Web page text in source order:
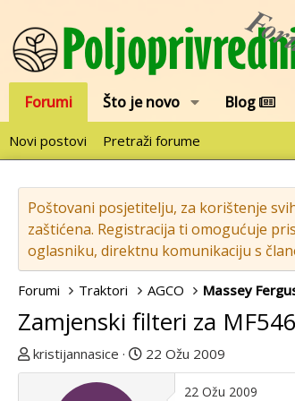
Forumi Što je novo Blog
Novi postovi Pretraži forume
Poštovani posjetitelju, za korištenje
zaštićena. Registracija ti omogućuje
oglasniku, direktnu komunikaciju s
Forumi Traktori AGCO Massey
Zamjenski filteri za
T
e
kristijannasice
D
a
22 Ožu 2009
22 Ožu 2009